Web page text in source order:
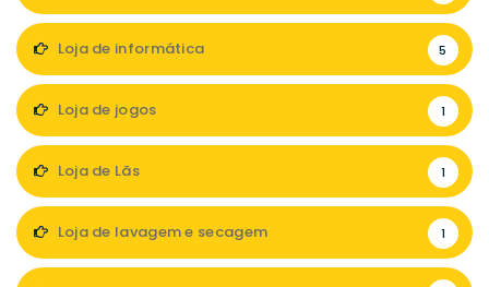
Loja de informática 5
Loja de jogos 1
Loja de Lãs 1
Loja de lavagem e secagem 1